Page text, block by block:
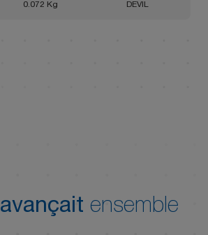
0.072 Kg DEVIL
avançait ensemble